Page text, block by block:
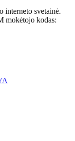
interneto svetainė.
mokėtojo kodas: